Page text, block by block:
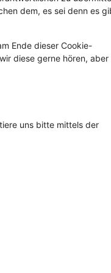
dem, es sei denn es
Ende dieser Cookie-
diese gerne hören, aber
uns bitte mittels der